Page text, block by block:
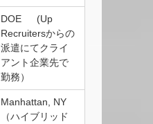
DOE (Up
Recruitersからの
派遣にてクライ
アント企業先で
勤務）
Manhattan, NY
（ハイブリッド